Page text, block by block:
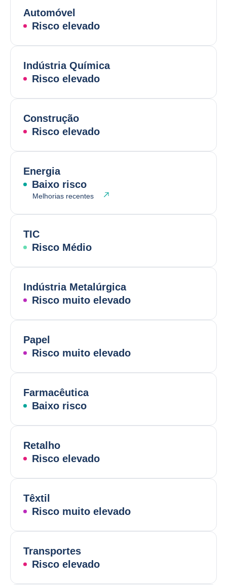
Automóvel
Risco elevado
Indústria Química
Risco elevado
Construção
Risco elevado
Energia
Baixo risco
Melhorias recentes
TIC
Risco Médio
Indústria Metalúrgica
Risco muito elevado
Papel
Risco muito elevado
Farmacêutica
Baixo risco
Retalho
Risco elevado
Têxtil
Risco muito elevado
Transportes
Risco elevado